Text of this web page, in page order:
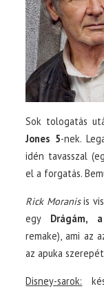
Sok tologatás
Jones 5-nek.
idén tavasszal
el a forgatás.
Rick Moranisis
egy Drágám,
remake), ami az
az apuka
Disney-sarok: